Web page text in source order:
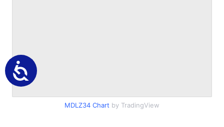
MDLZ34 Chart by TradingView